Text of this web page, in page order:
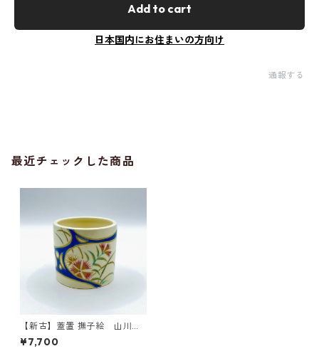
Add to cart
日本国内にお住まいの方向け
通報する
最近チェックした商品
【新古】蓋置 撫子絵 山川嘉
山 共箱入
¥7,700